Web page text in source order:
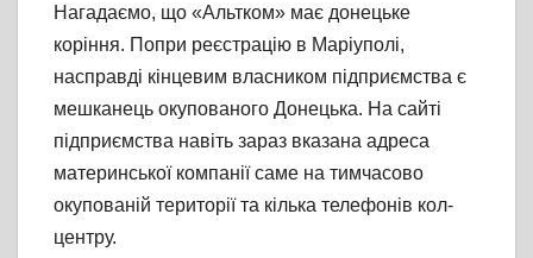
Нагадаємо, що «Альтком» має донецьке
коріння. Попри реєстрацію в Маріуполі,
насправді кінцевим власником підприємства є
мешканець окупованого Донецька. На сайті
підприємства навіть зараз вказана адреса
материнської компанії саме на тимчасово
окупованій території та кілька телефонів кол-
центру.